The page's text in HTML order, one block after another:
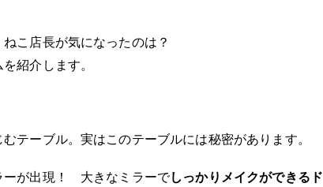
こ店長が気になったのは？
紹介します。
テーブル。実はこのテーブルには秘密があります。
が出現！ 大きなミラーでしっかりメイクができるド